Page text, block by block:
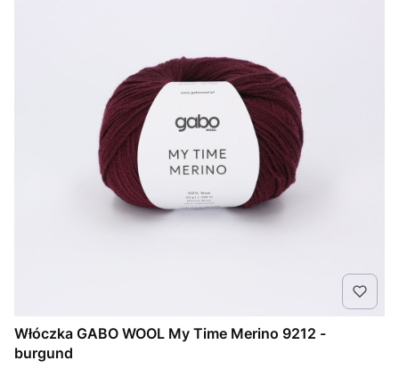
Włóczka GABO WOOL My Time Merino 9212 -
burgund